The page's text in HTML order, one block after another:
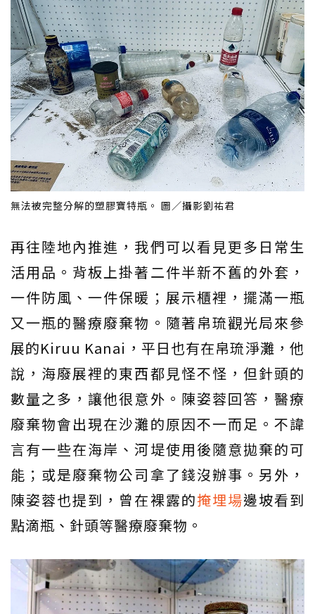
無法被完整分解的塑膠寶特瓶。 圖／攝影劉祐君
再往陸地內推進，我們可以看見更多日常生
活用品。背板上掛著二件半新不舊的外套，
一件防風、一件保暖；展示櫃裡，擺滿一瓶
又一瓶的醫療廢棄物。隨著帛琉觀光局來參
展的Kiruu Kanai，平日也有在帛琉淨灘，他
說，海廢展裡的東西都見怪不怪，但針頭的
數量之多，讓他很意外。陳姿蓉回答，醫療
廢棄物會出現在沙灘的原因不一而足。不諱
言有一些在海岸、河堤使用後隨意拋棄的可
能；或是廢棄物公司拿了錢沒辦事。另外，
陳姿蓉也提到，曾在裸露的掩埋場邊坡看到
點滴瓶、針頭等醫療廢棄物。